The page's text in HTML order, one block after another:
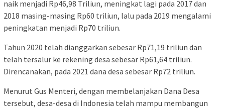
naik menjadi Rp46,98 Triliun, meningkat lagi pada 2017 dan
2018 masing-masing Rp60 triliun, lalu pada 2019 mengalami
peningkatan menjadi Rp70 triliun.
Tahun 2020 telah dianggarkan sebesar Rp71,19 triliun dan
telah tersalur ke rekening desa sebesar Rp61,64 triliun.
Direncanakan, pada 2021 dana desa sebesar Rp72 triliun.
Menurut Gus Menteri, dengan membelanjakan Dana Desa
tersebut, desa-desa di Indonesia telah mampu membangun